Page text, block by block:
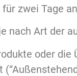
zwei Tage
nach Art der
oder